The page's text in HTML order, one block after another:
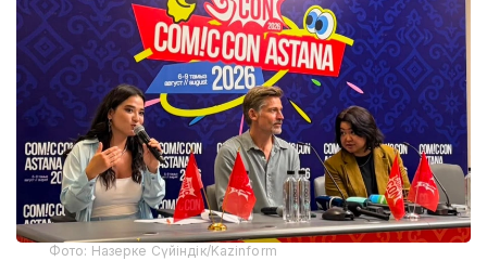
Фото: Назерке Сүйіндік/Kazinform